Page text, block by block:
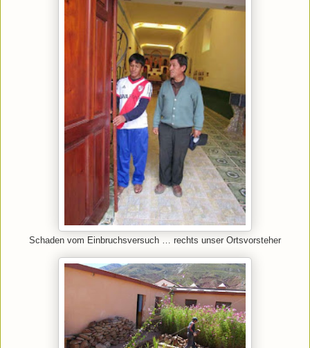
Schaden vom Einbruchsversuch … rechts unser Ortsvorsteher